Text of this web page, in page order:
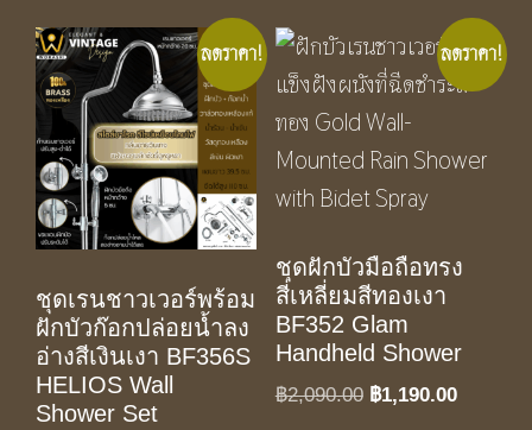
ลดราคา!
ชุดเรนชาวเวอร์พร้อม
ฝักบัวก๊อกปล่อยน้ำลง
อ่างสีเงินเงา BF356S
HELIOS Wall
Shower Set
ลดราคา!
ชุดฝักบัวมือถือทรง
สี่เหลี่ยมสีทองเงา
BF352 Glam
Handheld Shower
฿2,090.00 Original
฿1,190.00Current